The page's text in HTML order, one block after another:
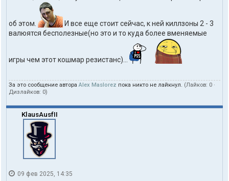
об этом.
И все еще стоит сейчас, к ней киллзоны 2 - 3
валюятся бесполезные(но это и то куда более вменяемые
игры чем этот кошмар резистанс)...
За это сообщение автора Alex Maslorez пока никто не лайкнул. (Лайков: 0 ·
Дизлайков: 0)
KlausAusfII
09 фев 2025, 14:35